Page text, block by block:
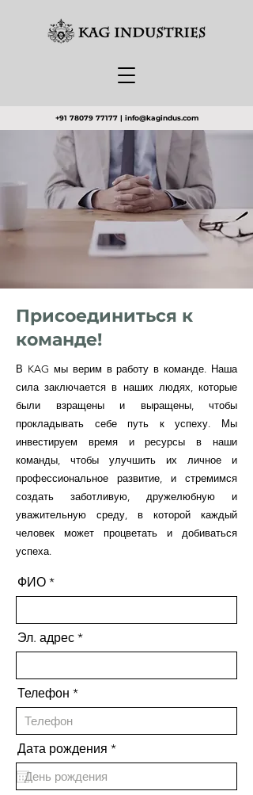
+91 78079 77177| info@kagindus.com
Присоединиться к
команде!
В KAG мы верим в работу в команде. Наша
сила заключается в наших людях, которые
были взращены и выращены, чтобы
прокладывать себе путь к успеху. Мы
инвестируем время и ресурсы в наши
команды, чтобы улучшить их личное и
профессиональное развитие, и стремимся
создать заботливую, дружелюбную и
уважительную среду, в которой каждый
человек может процветать и добиваться
успеха.
ФИО
Эл. адрес
Телефон
Дата рождения *r
e
u